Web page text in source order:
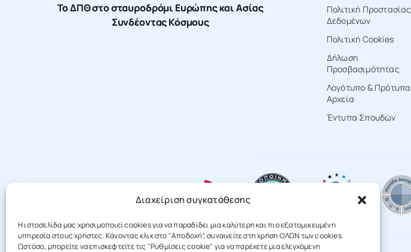
Διαχείριση συγκατάθεσης
Η ιστοσελίδα μας χρησιμοποιεί cookies για να παραδίδει μια καλύτερη και πιο εξατομικευμένη
υπηρεσία στους χρήστες. Κάνοντας κλικ στο "Αποδοχή", συναινείτε στη χρήση ΟΛΩΝ των cookies.
Ωστόσο, μπορείτε να επισκεφτείτε τις "Ρυθμίσεις cookie" για να παρέχετε μια ελεγχόμενη
Το ΔΠΘ στο σταυροδρόμι Ευρώπης και Ασίας
Συνδέοντας Κόσμους
Πολιτική Προστασίας
Δεδομένων
Πολιτική Cookies
Δήλωση
Προσβασιμότητας
Λογότυπο & Πρότυπα
Αρχεία
Έντυπα Σπουδών